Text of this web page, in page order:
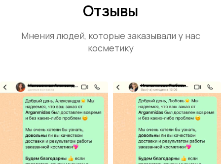
Отзывы
Мнения людей, которые заказывали у нас
косметику